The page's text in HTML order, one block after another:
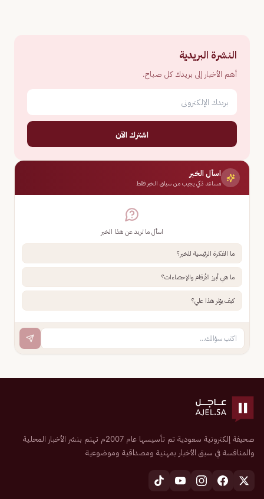
النشرة البريدية
أهم الأخبار إلى بريدك كل صباح.
اشترك الآن
اسأل الخبر
مساعد ذكي يجيب من سياق الخبر فقط
اسأل ما تريد عن هذا الخبر
ما الفكرة الرئيسية للخبر؟
ما هي أبرز الأرقام والإحصاءات؟
كيف يؤثر هذا علي؟
صحيفة إلكترونية سعودية تم تأسيسها عام 2007م تهتم بنشر الأخبار المحلية
والمنافسة في سبق الأخبار بمهنية ومصداقية وموضوعية